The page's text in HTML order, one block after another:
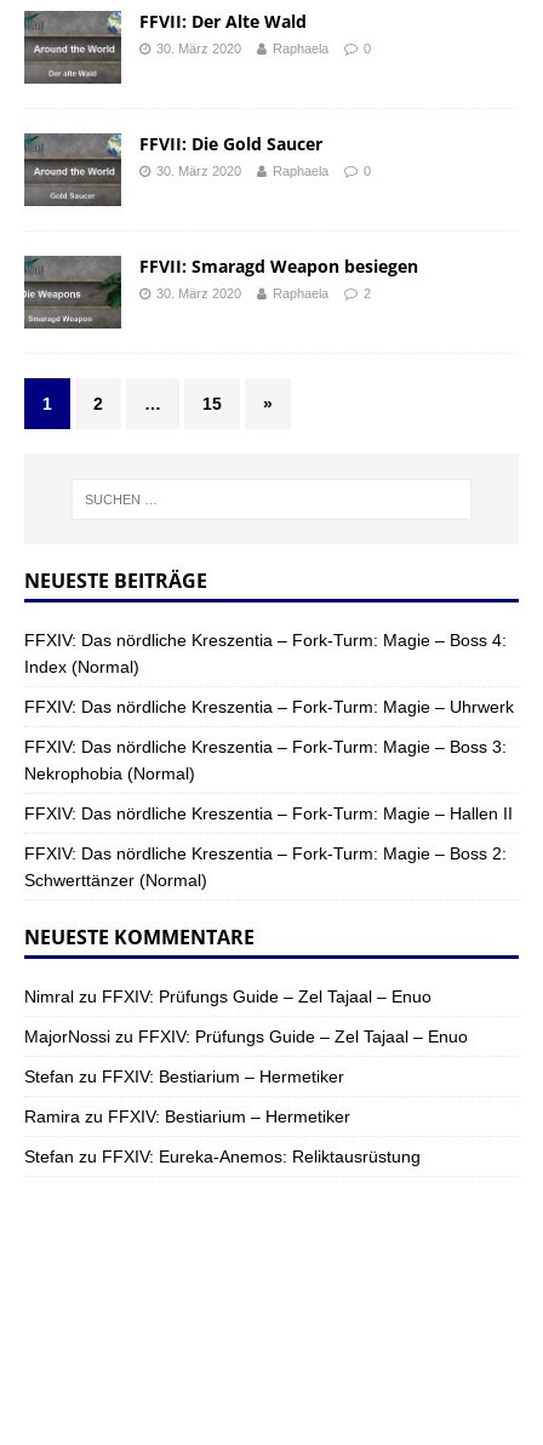
FFVII: Der Alte Wald
30. März 2020 Raphaela 0
FFVII: Die Gold Saucer
30. März 2020 Raphaela 0
FFVII: Smaragd Weapon besiegen
30. März 2020 Raphaela 2
1 2 … 15 »
NEUESTE BEITRÄGE
FFXIV: Das nördliche Kreszentia – Fork-Turm: Magie – Boss 4:
Index (Normal)
FFXIV: Das nördliche Kreszentia – Fork-Turm: Magie – Uhrwerk
FFXIV: Das nördliche Kreszentia – Fork-Turm: Magie – Boss 3:
Nekrophobia (Normal)
FFXIV: Das nördliche Kreszentia – Fork-Turm: Magie – Hallen II
FFXIV: Das nördliche Kreszentia – Fork-Turm: Magie – Boss 2:
Schwerttänzer (Normal)
NEUESTE KOMMENTARE
Nimral zu FFXIV: Prüfungs Guide – Zel Tajaal – Enuo
MajorNossi zu FFXIV: Prüfungs Guide – Zel Tajaal – Enuo
Stefan zu FFXIV: Bestiarium – Hermetiker
Ramira zu FFXIV: Bestiarium – Hermetiker
Stefan zu FFXIV: Eureka-Anemos: Reliktausrüstung